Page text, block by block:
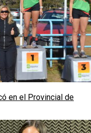
en el Provincial de